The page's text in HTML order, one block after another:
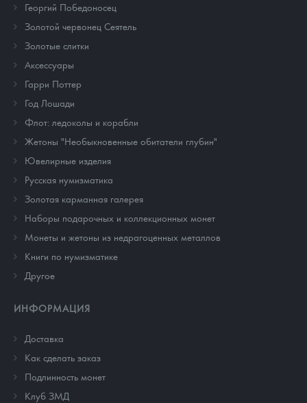
Георгий Победоносец
Золотой червонец Сеятель
Золотые слитки
Аксессуары
Гарри Поттер
Год Лошади
Флот: ледоколы и корабли
Жетоны "Необыкновенные обитатели глубин"
Ювелирные изделия
Русская нумизматика
Золотая карманная галерея
Наборы подарочных и коллекционных монет
Монеты и жетоны из недрагоценных металлов
Книги по нумизматике
Другое
ИНФОРМАЦИЯ
Доставка
Как сделать заказ
Подлинность монет
Клуб ЗМД